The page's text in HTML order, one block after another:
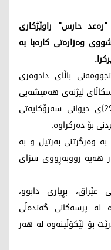
"ره‌عد حارس" راوێژكاری
وه‌زاره‌تی كاره‌با به‌
باڵای دادوه‌ری
لیژنه‌ی هه‌میشه‌یی
لێكۆڵینه‌وه‌، كه‌ به‌ فه‌رمانی ژماره‌ (29)ی دیوانی سه‌رۆكایه‌تی
بۆ ده‌ركراوه‌.
به‌ وه‌رگرتنی به‌رتیل و به‌
هه‌یه‌ رووبه‌ڕووی سزای
بڕیاری دابوو،
له‌ پرسه‌كانی گه‌نده‌ڵی
بۆ لێكۆڵینه‌وه‌ له‌ هه‌ر